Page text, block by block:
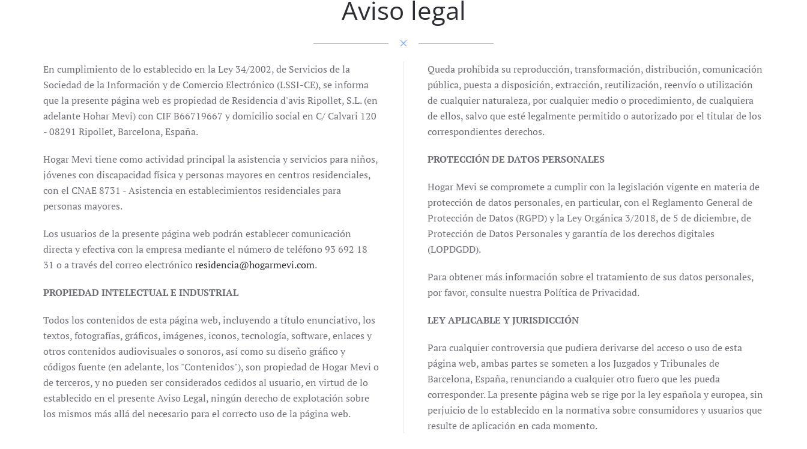
Aviso legal
En cumplimiento de lo establecido en la Ley 34/2002, de Servicios de la
Sociedad de la Información y de Comercio Electrónico (LSSI-CE), se informa
que la presente página web es propiedad de Residencia d'avis Ripollet, S.L. (en
adelante Hohar Mevi) con CIF B66719667 y domicilio social en C/ Calvari 120
- 08291 Ripollet, Barcelona, España.
Hogar Mevi tiene como actividad principal la asistencia y servicios para niños,
jóvenes con discapacidad física y personas mayores en centros residenciales,
con el CNAE 8731 - Asistencia en establecimientos residenciales para
personas mayores.
Los usuarios de la presente página web podrán establecer comunicación
directa y efectiva con la empresa mediante el número de teléfono 93 692 18
31 o a través del correo electrónico residencia@hogarmevi.com.
PROPIEDAD INTELECTUAL E INDUSTRIAL
Todos los contenidos de esta página web, incluyendo a título enunciativo, los
textos, fotografías, gráficos, imágenes, iconos, tecnología, software, enlaces y
otros contenidos audiovisuales o sonoros, así como su diseño gráfico y
códigos fuente (en adelante, los "Contenidos"), son propiedad de Hogar Mevi o
de terceros, y no pueden ser considerados cedidos al usuario, en virtud de lo
establecido en el presente Aviso Legal, ningún derecho de explotación sobre
los mismos más allá del necesario para el correcto uso de la página web.
Queda prohibida su reproducción, transformación, distribución, comunicación
pública, puesta a disposición, extracción, reutilización, reenvío o utilización
de cualquier naturaleza, por cualquier medio o procedimiento, de cualquiera
de ellos, salvo que esté legalmente permitido o autorizado por el titular de los
correspondientes derechos.
PROTECCIÓN DE DATOS PERSONALES
Hogar Mevi se compromete a cumplir con la legislación vigente en materia de
protección de datos personales, en particular, con el Reglamento General de
Protección de Datos (RGPD) y la Ley Orgánica 3/2018, de 5 de diciembre, de
Protección de Datos Personales y garantía de los derechos digitales
(LOPDGDD).
Para obtener más información sobre el tratamiento de sus datos personales,
por favor, consulte nuestra Política de Privacidad.
LEY APLICABLE Y JURISDICCIÓN
Para cualquier controversia que pudiera derivarse del acceso o uso de esta
página web, ambas partes se someten a los Juzgados y Tribunales de
Barcelona, España, renunciando a cualquier otro fuero que les pueda
corresponder. La presente página web se rige por la ley española y europea, sin
perjuicio de lo establecido en la normativa sobre consumidores y usuarios que
resulte de aplicación en cada momento.